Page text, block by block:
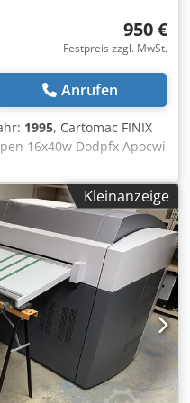
950 €
Festpreis zzgl. MwSt.
Anrufen
1995, Cartomac FINIX
16x40w Dodpfx Apocwi
w 2x20 Lampe
Timer digitale Timer-
380V, 3 Phasen, 50
cm Nettogewicht 130kg
Flexo-
mm (ca. 19 "x 31").
Belichtungsabschnitt mit
Schiebe vollstaendig aus
normale
der vorlaeufigen
und Trocknen werden
3 oder 5 durchgefuehrt
abgeschlossen ist,
Kleinanzeige